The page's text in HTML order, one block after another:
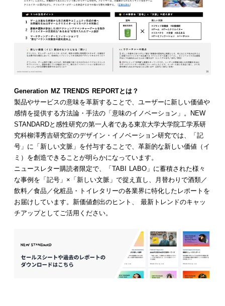
Generation MZ TRENDS REPORTとは？
製品やサービスの意味を革新することで、ユーザーに新しい価値や
感情を提供する方法論・手法の「意味のイノベーション」。NEW
STANDARDと感性研究の第一人者である東京大学大学院工学系研
究科柳澤秀吉研究室のデザイン・イノベーション研究では、「記
号」に「新しい文脈」を付与することで、革新的な新しい価値（イ
ミ）を創造できることが明らかになっています。
ニュースレター購読者限定で、「TABI LABO」に蓄積された様々
な事例を「記号」×「新しい文脈」で捉え直し、月替わりで酒類／
飲料／食品／化粧品・トイレタリーの各業界に特化したレポートを
お届けしています。新価値創出のヒント、 最新トレンドのキャッ
チアップとしてご活用ください。